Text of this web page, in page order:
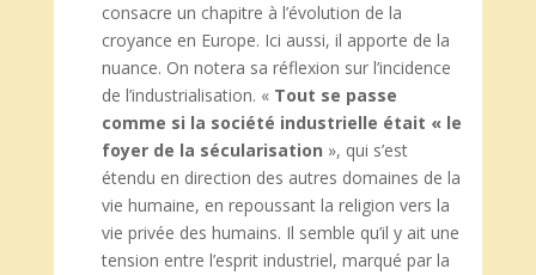
consacre un chapitre à l’évolution de la
croyance en Europe. Ici aussi, il apporte de la
nuance. On notera sa réflexion sur l’incidence
de l’industrialisation. « Tout se passe
comme si la société industrielle était « le
foyer de la sécularisation », qui s’est
étendu en direction des autres domaines de la
vie humaine, en repoussant la religion vers la
vie privée des humains. Il semble qu’il y ait une
tension entre l’esprit industriel, marqué par la